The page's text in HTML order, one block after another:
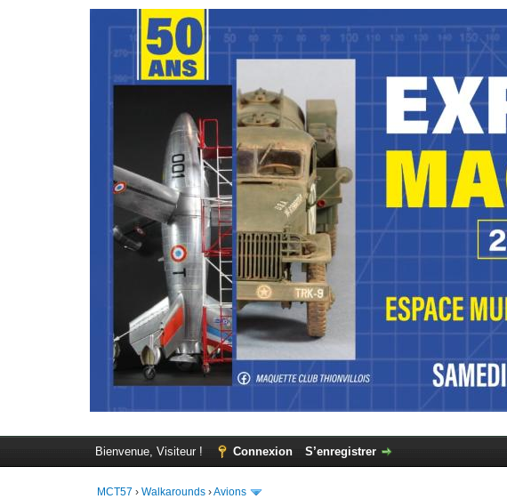
Bienvenue, Visiteur ! Connexion S’enregistrer
MCT57 ›Walkarounds ›Avions